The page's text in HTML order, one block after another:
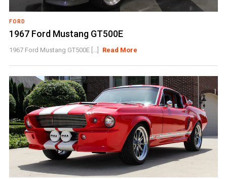
FORD
1967 Ford Mustang GT500E
1967 Ford Mustang GT500E [...] Read More